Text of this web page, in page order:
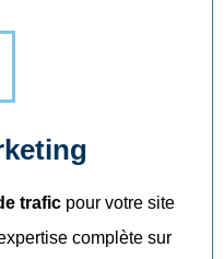
trafic pour votre site
complète sur